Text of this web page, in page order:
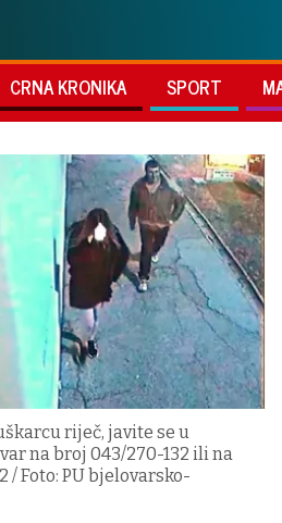
CRNA KRONIKA SPORT
riječ, javite se u
na broj 043/270-132 ili na
/ Foto: PU bjelovarsko-